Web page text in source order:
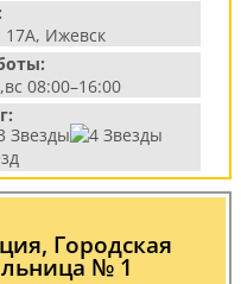
17А, Ижевск
08:00–16:00
Городская
№ 1